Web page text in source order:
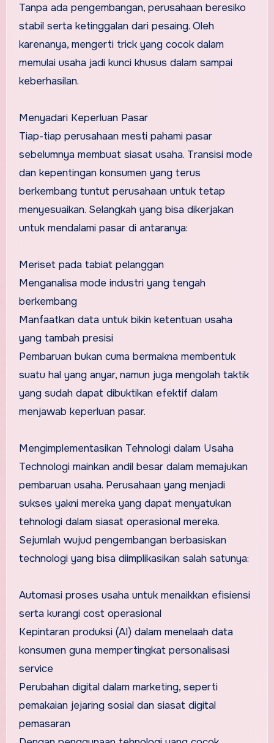
Tanpa ada pengembangan, perusahaan beresiko
stabil serta ketinggalan dari pesaing. Oleh
karenanya, mengerti trick yang cocok dalam
memulai usaha jadi kunci khusus dalam sampai
keberhasilan.
Menyadari Keperluan Pasar
Tiap-tiap perusahaan mesti pahami pasar
sebelumnya membuat siasat usaha. Transisi mode
dan kepentingan konsumen yang terus
berkembang tuntut perusahaan untuk tetap
menyesuaikan. Selangkah yang bisa dikerjakan
untuk mendalami pasar di antaranya:
Meriset pada tabiat pelanggan
Menganalisa mode industri yang tengah
berkembang
Manfaatkan data untuk bikin ketentuan usaha
yang tambah presisi
Pembaruan bukan cuma bermakna membentuk
suatu hal yang anyar, namun juga mengolah taktik
yang sudah dapat dibuktikan efektif dalam
menjawab keperluan pasar.
Mengimplementasikan Tehnologi dalam Usaha
Technologi mainkan andil besar dalam memajukan
pembaruan usaha. Perusahaan yang menjadi
sukses yakni mereka yang dapat menyatukan
tehnologi dalam siasat operasional mereka.
Sejumlah wujud pengembangan berbasiskan
technologi yang bisa diimplikasikan salah satunya:
Automasi proses usaha untuk menaikkan efisiensi
serta kurangi cost operasional
Kepintaran produksi (AI) dalam menelaah data
konsumen guna mempertingkat personalisasi
service
Perubahan digital dalam marketing, seperti
pemakaian jejaring sosial dan siasat digital
pemasaran